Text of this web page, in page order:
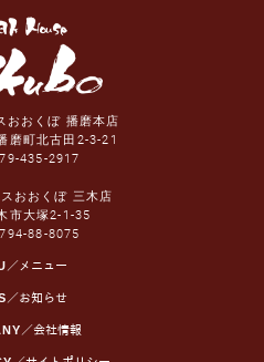
おおくぼ 播磨本店
磨町北古田2-3-21
435-2917
おおくぼ 三木店
市大塚2-1-35
88-8075
／メニュー
／お知らせ
／会社情報